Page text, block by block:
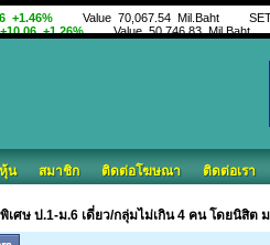
น สมาชิก ติดต่อโฆษณา ติดต่อเรา
เศษ ป.1-ม.6 เดี่ยว/กลุ่มไม่เกิน 4 คน โดยนิสิต